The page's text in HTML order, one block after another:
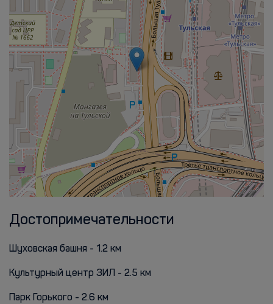
Достопримечательности
Шуховская башня - 1.2 км
Культурный центр ЗИЛ - 2.5 км
Парк Горького - 2.6 км